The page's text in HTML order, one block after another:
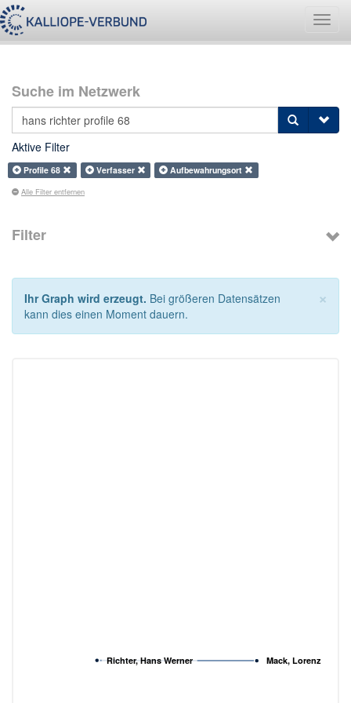
Suche im Netzwerk
Aktive Filter
Profile 68 Verfasser Aufbewahrungsort
Alle Filter entfernen
Filter
×
Ihr Graph wird erzeugt. Bei größeren Datensätzen
kann dies einen Moment dauern.
Mack, Lorenz
Richter, Hans Werner